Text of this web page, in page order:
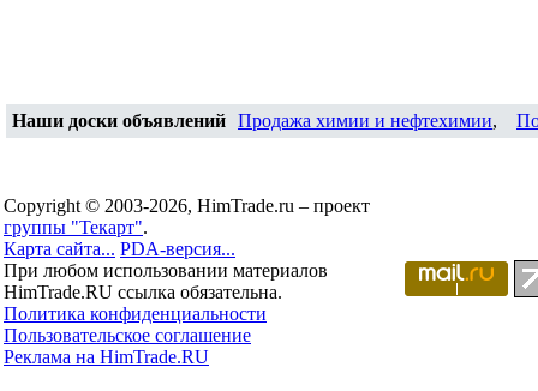
Наши доски объявлений Продажа химии и нефтехимии,
Copyright © 2003-2026, HimTrade.ru – проект
группы "Текарт".
Карта сайта... PDA-версия...
При любом использовании материалов
HimTrade.RU ссылка обязательна.
Политика конфиденциальности
Пользовательское соглашение
Реклама на HimTrade.RU